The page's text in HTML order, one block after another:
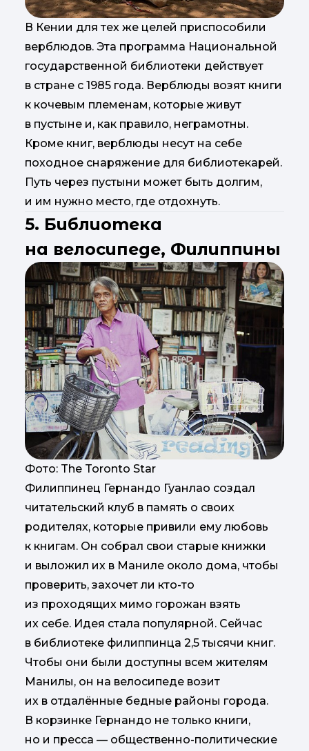
В Кении для тех же целей приспособили
верблюдов. Эта программа Национальной
государственной библиотеки действует
в стране с 1985 года. Верблюды возят книги
к кочевым племенам, которые живут
в пустыне и, как правило, неграмотны.
Кроме книг, верблюды несут на себе
походное снаряжение для библиотекарей.
Путь через пустыни может быть долгим,
и им нужно место, где отдохнуть.
5. Библиотека
на велосипеде, Филиппины
Фото: The Toronto Star
Филиппинец Гернандо Гуанлао создал
читательский клуб в память о своих
родителях, которые привили ему любовь
к книгам. Он собрал свои старые книжки
и выложил их в Маниле около дома, чтобы
проверить, захочет ли кто-то
из проходящих мимо горожан взять
их себе. Идея стала популярной. Сейчас
в библиотеке филиппинца 2,5 тысячи книг.
Чтобы они были доступны всем жителям
Манилы, он на велосипеде возит
их в отдалённые бедные районы города.
В корзинке Гернандо не только книги,
но и пресса — общественно-политические